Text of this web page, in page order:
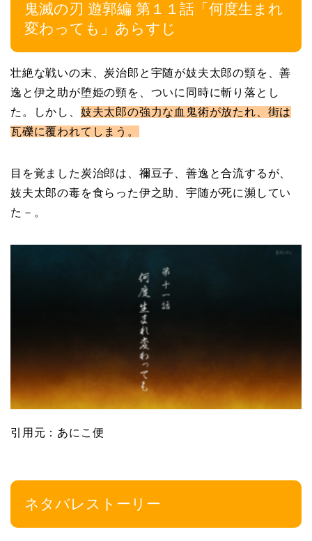
鬼滅の刃 遊郭編 第１１話「何度生まれ
変わっても」あらすじ
壮絶な戦いの末、炭治郎と宇随が妓夫太郎の頸を、善
逸と伊之助が堕姫の頸を、ついに同時に斬り落とし
た。しかし、 妓夫太郎の強力な血鬼術が放たれ、街は
瓦礫に覆われてしまう。
目を覚ました炭治郎は、禰豆子、善逸と合流するが、
妓夫太郎の毒を食らった伊之助、宇随が死に瀕してい
た－。
引用元：あにこ便
ネタバレストーリー